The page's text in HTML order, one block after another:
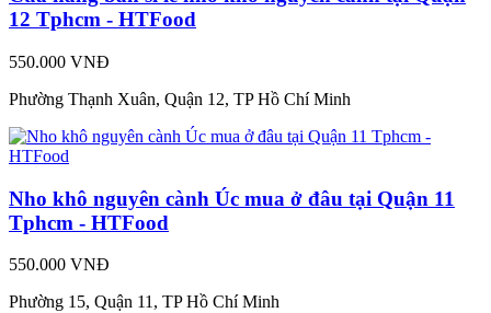
12 Tphcm - HTFood
550.000 VNĐ
Phường Thạnh Xuân, Quận 12, TP Hồ Chí Minh
Nho khô nguyên cành Úc mua ở đâu tại Quận 11
Tphcm - HTFood
550.000 VNĐ
Phường 15, Quận 11, TP Hồ Chí Minh